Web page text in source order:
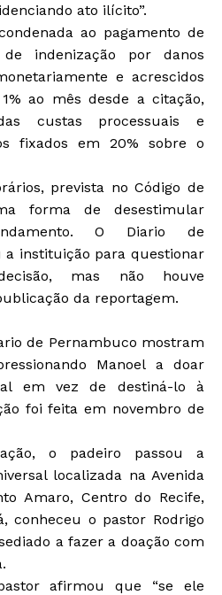
ato ilícito”.
ao pagamento de
indenização por danos
e acrescidos
ao mês desde a citação,
custas processuais e
fixados em 20% sobre o
prevista no Código de
forma de desestimular
O Diario de
instituição para questionar
mas não houve
da reportagem.
de Pernambuco mostram
Manoel a doar
em vez de destiná-lo à
foi feita em novembro de
o padeiro passou a
localizada na Avenida
Amaro, Centro do Recife,
conheceu o pastor Rodrigo
a fazer a doação com
afirmou que “se ele